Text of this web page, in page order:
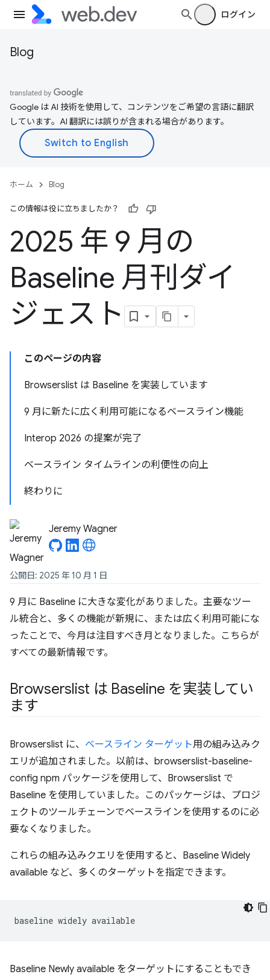
ログイン
Blog
Google は AI 技術を使用して、コンテンツをご希望の言語に翻訳
しています。AI 翻訳には誤りが含まれる場合があります。
ホーム Blog
この情報は役に立ちましたか？
2025 年 9 月の
Baseline 月刊ダイ
ジェスト
このページの内容
Browserslist は Baseline を実装しています
9 月に新たに広く利用可能になるベースライン機能
Interop 2026 の提案が完了
ベースライン タイムラインの利便性の向上
終わりに
Jeremy Wagner
公開日: 2025 年 10 月 1 日
9 月に Baseline に大きな変化がありました。主要なツー
ル統合と、多くの機能が新規に、または広く利用可能にな
ったことで、今月は注目すべき月となりました。こちらが
すべての最新情報です。
Browserslist は Baseline を実装してい
ます
Browserslist に、 ベースライン ターゲット用の組み込みク
エリが追加されました。以前は、browserslist-baseline-
config npm パッケージを使用して、Browserslist で
Baseline を使用していました。このパッケージは、プロジ
ェクトのツールチェーンでベースラインを使用するのに必
要なくなりました。
これらの組み込みクエリを使用すると、Baseline Widely
available など、多くのターゲットを指定できます。
Baseline Newly available をターゲットにすることもでき